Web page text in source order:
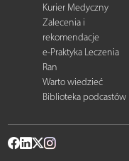
Kurier Medyczny
Zalecenia i
rekomendacje
e-Praktyka Leczenia
Ran
Warto wiedzieć
Biblioteka podcastów